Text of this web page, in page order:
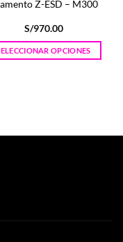
Z-ESD – M300
S/970.00
OPCIONES
Las